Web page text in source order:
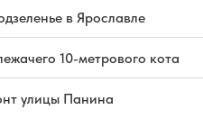
в Ярославле
10-метрового кота
улицы Панина